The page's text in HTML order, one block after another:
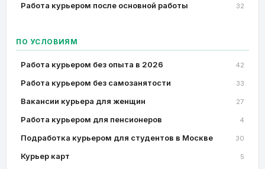
Работа курьером после основной работы 32
ПО УСЛОВИЯМ
Работа курьером без опыта в 2026 42
Работа курьером без самозанятости 33
Вакансии курьера для женщин 27
Работа курьером для пенсионеров 4
Подработка курьером для студентов в Москве 30
Курьер карт 5